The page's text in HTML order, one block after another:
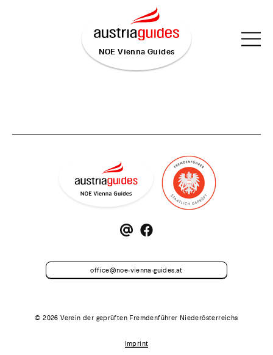
NOE Vienna Guides
office@noe-vienna-guides.at
© 2026 Verein der geprüften Fremdenführer Niederösterreichs
Imprint